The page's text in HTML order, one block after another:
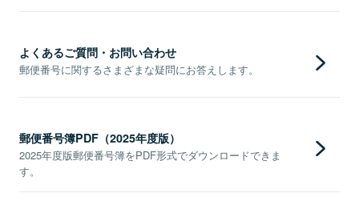
よくあるご質問・お問い合わせ
郵便番号に関するさまざまな疑問にお答えします。
郵便番号簿PDF（2025年度版）
2025年度版郵便番号簿をPDF形式でダウンロードできま
す。